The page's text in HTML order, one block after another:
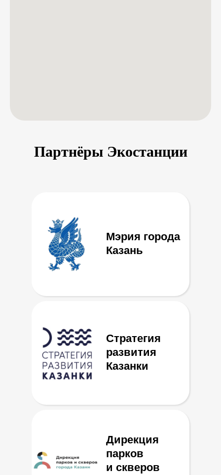
Партнёры Экостанции
Дирекция
парков
и скверов
Стратегия
развития
Казанки
Мэрия города
Казань